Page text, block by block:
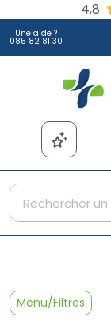
4,8
Une aide ?
085 82 81 30
Menu/Filtres